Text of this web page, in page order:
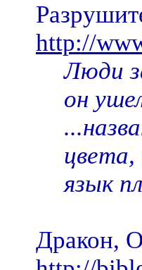
http://
Люди
он
язык
Дракон,